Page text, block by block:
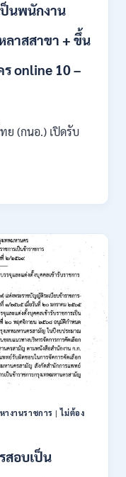
ป็นพนักงาน
ลาสสาขา + ขึ้น
online 10 –
ย (กนอ.) เปิดรับ
หางานราชการ |ไม่ต้อง
สอบเป็น